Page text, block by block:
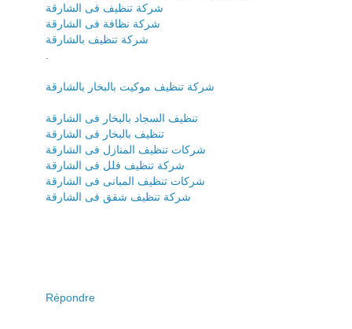
شركة تنظيف فى الشارقة
شركة نظافة فى الشارقة
شركة تنظيف بالشارقة
شركة تنظيف موكيت بالبخار بالشارقة
تنظيف السجاد بالبخار فى الشارقة
تنظيف بالبخار فى الشارقة
شركات تنظيف المنازل فى الشارقة
شركة تنظيف فلل فى الشارقة
شركات تنظيف المبانى فى الشارقة
شركة تنظيف شقق فى الشارقة
Répondre